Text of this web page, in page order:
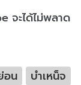
จะได้ไม่พลาด
อน
บำเหน็จ